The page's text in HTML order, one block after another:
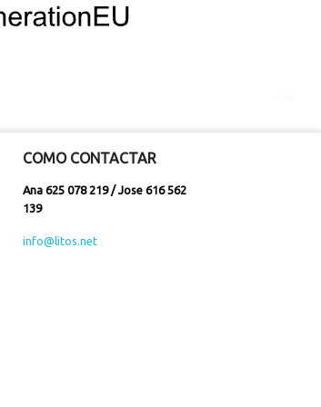
COMO CONTACTAR
Ana 625 078 219 / Jose 616 562
139
info@litos.net